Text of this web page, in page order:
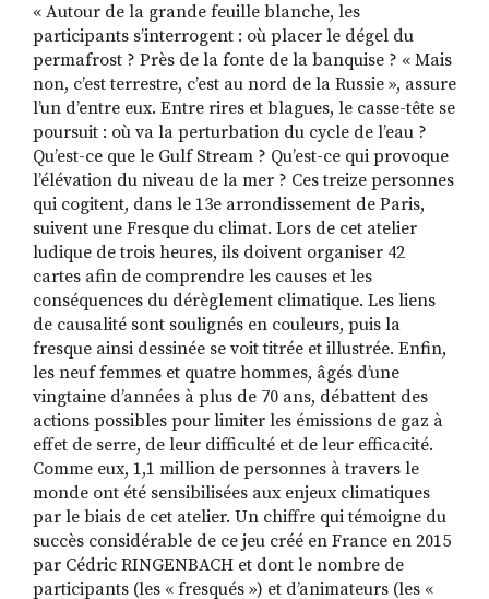
« Autour de la grande feuille blanche, les
participants s’interrogent : où placer le dégel du
permafrost ? Près de la fonte de la banquise ? « Mais
non, c’est terrestre, c’est au nord de la Russie », assure
l’un d’entre eux. Entre rires et blagues, le casse-tête se
poursuit : où va la perturbation du cycle de l’eau ?
Qu’est-ce que le Gulf Stream ? Qu’est-ce qui provoque
l’élévation du niveau de la mer ? Ces treize personnes
qui cogitent, dans le 13e arrondissement de Paris,
suivent une Fresque du climat. Lors de cet atelier
ludique de trois heures, ils doivent organiser 42
cartes afin de comprendre les causes et les
conséquences du dérèglement climatique. Les liens
de causalité sont soulignés en couleurs, puis la
fresque ainsi dessinée se voit titrée et illustrée. Enfin,
les neuf femmes et quatre hommes, âgés d’une
vingtaine d’années à plus de 70 ans, débattent des
actions possibles pour limiter les émissions de gaz à
effet de serre, de leur difficulté et de leur efficacité.
Comme eux, 1,1 million de personnes à travers le
monde ont été sensibilisées aux enjeux climatiques
par le biais de cet atelier. Un chiffre qui témoigne du
succès considérable de ce jeu créé en France en 2015
par Cédric RINGENBACH et dont le nombre de
participants (les « fresqués ») et d’animateurs (les «